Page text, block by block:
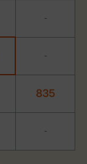
-
-
835
-